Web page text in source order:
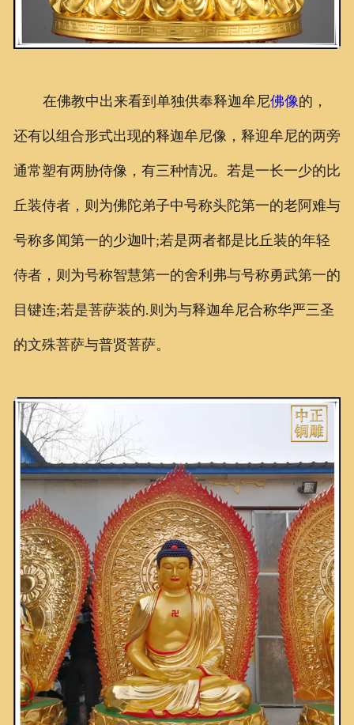
在佛教中出来看到单独供奉释迦牟尼佛像的，
还有以组合形式出现的释迦牟尼像，释迎牟尼的两旁
通常塑有两胁侍像，有三种情况。若是一长一少的比
丘装侍者，则为佛陀弟子中号称头陀第一的老阿难与
号称多闻第一的少迦叶;若是两者都是比丘装的年轻
侍者，则为号称智慧第一的舍利弗与号称勇武第一的
目键连;若是菩萨装的.则为与释迦牟尼合称华严三圣
的文殊菩萨与普贤菩萨。